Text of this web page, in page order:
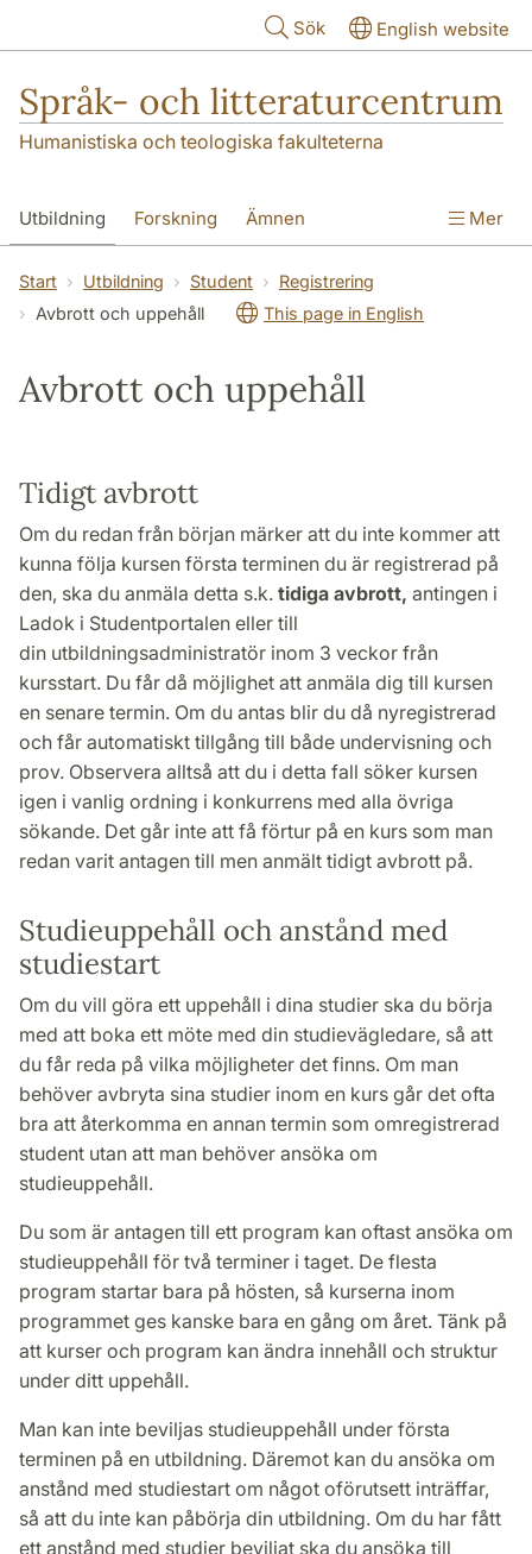
Sök English website
Språk- och litteraturcentrum
Humanistiska och teologiska fakulteterna
Utbildning Forskning Ämnen
SOL-husen Kontakt Institutionen
översättning till svenska
Mer
Start Utbildning Student
Registrering
Avbrott och uppehåll
This page in English
Avbrott och uppehåll
Tidigt avbrott
Om du redan från början märker att du inte kommer att
kunna följa kursen första terminen du är registrerad på
den, ska du anmäla detta s.k. tidiga avbrott, antingen i
Ladok i Studentportalen eller till
din utbildningsadministratör inom 3 veckor från
kursstart. Du får då möjlighet att anmäla dig till kursen
en senare termin. Om du antas blir du då nyregistrerad
och får automatiskt tillgång till både undervisning och
prov. Observera alltså att du i detta fall söker kursen
igen i vanlig ordning i konkurrens med alla övriga
sökande. Det går inte att få förtur på en kurs som man
redan varit antagen till men anmält tidigt avbrott på.
Studieuppehåll och anstånd med
studiestart
Om du vill göra ett uppehåll i dina studier ska du börja
med att boka ett möte med din studievägledare, så att
du får reda på vilka möjligheter det finns. Om man
behöver avbryta sina studier inom en kurs går det ofta
bra att återkomma en annan termin som omregistrerad
student utan att man behöver ansöka om
studieuppehåll.
Du som är antagen till ett program kan oftast ansöka om
studieuppehåll för två terminer i taget. De flesta
program startar bara på hösten, så kurserna inom
programmet ges kanske bara en gång om året. Tänk på
att kurser och program kan ändra innehåll och struktur
under ditt uppehåll.
Man kan inte beviljas studieuppehåll under första
terminen på en utbildning. Däremot kan du ansöka om
anstånd med studiestart om något oförutsett inträffar,
så att du inte kan påbörja din utbildning. Om du har fått
ett anstånd med studier beviljat ska du ansöka till